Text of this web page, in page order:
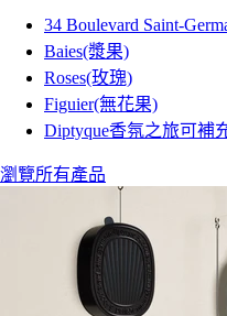
34 Boulevard Saint-
Baies(漿果)
Roses(玫瑰)
Figuier(無花果)
Diptyque香氛之旅可補
瀏覽所有產品